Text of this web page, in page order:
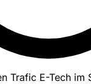
Trafic E-Tech im